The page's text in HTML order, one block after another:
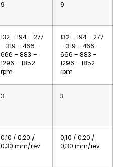
9 9
132 – 194 – 277
– 319 – 466 –
666 – 883 –
1296 – 1852
rpm
132 – 194 – 277
– 319 – 466 –
666 – 883 –
1296 – 1852
rpm
3 3
0,10 / 0,20 /
0,30 mm/rev
0,10 / 0,20 /
0,30 mm/rev